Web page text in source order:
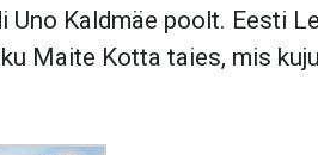
Kaldmäe poolt. Eesti
Maite Kotta taies, mis